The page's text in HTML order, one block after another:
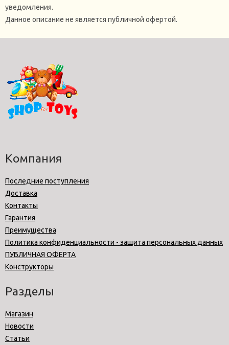
уведомления.
Данное описание не является публичной офертой.
Компания
Последние поступления
Доставка
Контакты
Гарантия
Преимущества
Политика конфиденциальности - защита персональных данных
ПУБЛИЧНАЯ ОФЕРТА
Конструкторы
Разделы
Магазин
Новости
Статьи